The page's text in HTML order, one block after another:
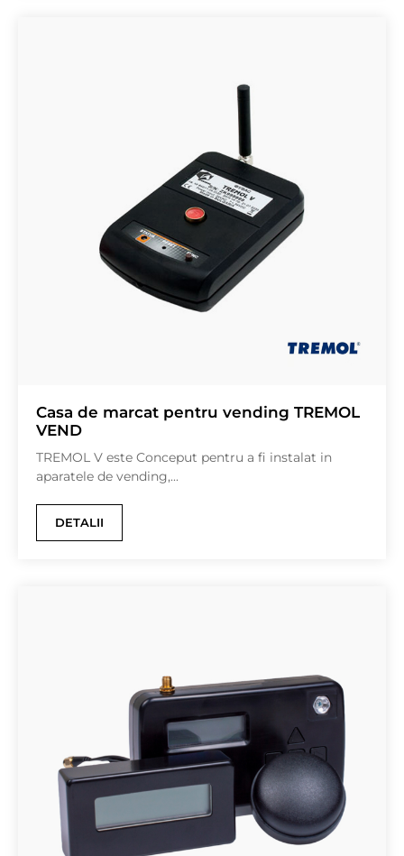
Casa de marcat pentru vending TREMOL
VEND
TREMOL V este Conceput pentru a fi instalat in
aparatele de vending,...
DETALII